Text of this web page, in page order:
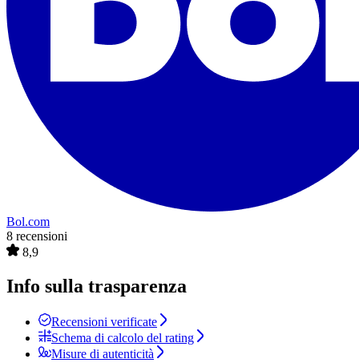
Bol.com
8 recensioni
8,9
Info sulla trasparenza
Recensioni verificate
Schema di calcolo del rating
Misure di autenticità